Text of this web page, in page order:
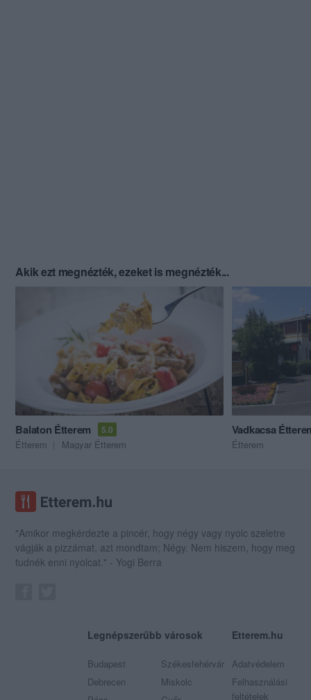
Akik ezt megnézték, ezeket is megnézték...
Balaton Étterem 5.0
Étterem Magyar Étterem
Vadkacsa
Étterem
"Amikor megkérdezte a pincér, hogy négy vagy nyolc szeletre
vágják a pizzámat, azt mondtam; Négy. Nem hiszem, hogy meg
tudnék enni nyolcat." - Yogi Berra
Legnépszerűbb városok
Budapest
Debrecen
Székesfehérvár
Miskolc
Etterem.hu
Adatvédelem
Felhasználási
feltételek